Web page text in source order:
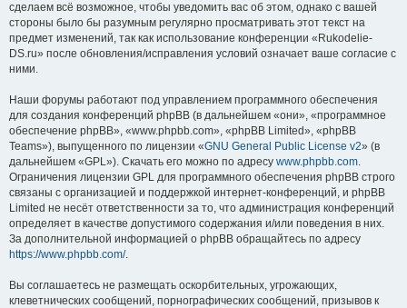
сделаем всё возможное, чтобы уведомить вас об этом, однако с вашей
стороны было бы разумным регулярно просматривать этот текст на
предмет изменений, так как использование конференции «Rukodelie-
DS.ru» после обновления/исправления условий означает ваше согласие с
ними.
Наши форумы работают под управлением программного обеспечения
для создания конференций phpBB (в дальнейшем «они», «программное
обеспечение phpBB», «www.phpbb.com», «phpBB Limited», «phpBB
Teams»), выпущенного по лицензии «GNU General Public License v2» (в
дальнейшем «GPL»). Скачать его можно по адресу www.phpbb.com.
Ограничения лицензии GPL для программного обеспечения phpBB строго
связаны с организацией и поддержкой интернет-конференций, и phpBB
Limited не несёт ответственности за то, что администрация конференций
определяет в качестве допустимого содержания и/или поведения в них.
За дополнительной информацией о phpBB обращайтесь по адресу
https://www.phpbb.com/.
Вы соглашаетесь не размещать оскорбительных, угрожающих,
клеветнических сообщений, порнографических сообщений, призывов к